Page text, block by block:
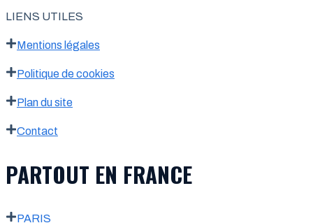
LIENS UTILES
Mentions légales
Politique de cookies
Plan du site
Contact
PARTOUT EN FRANCE
PARIS